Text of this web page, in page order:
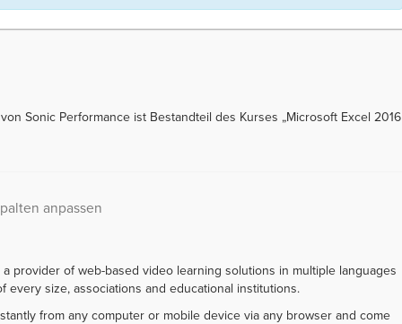
Sonic Performance ist Bestandteil des Kurses „Microsoft Excel 2016
anpassen
provider of web-based video learning solutions in multiple languages
every size, associations and educational institutions.
from any computer or mobile device via any browser and come